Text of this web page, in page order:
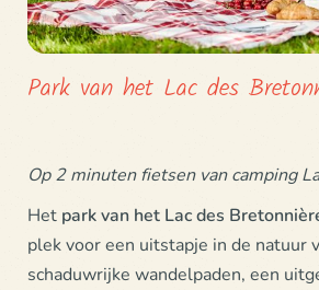
Park van het Lac des
Op 2 minuten fietsen van camping
Het park van het Lac des
plek voor een uitstapje in de natuur
schaduwrijke wandelpaden, een